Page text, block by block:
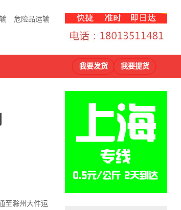
危险品运输
我要发货 我要提货
至滁州大件运